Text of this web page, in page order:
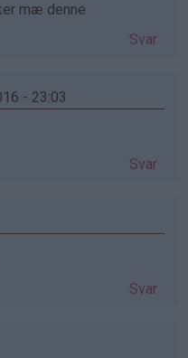
mæ denne
Svar
- 23:03
Svar
Svar